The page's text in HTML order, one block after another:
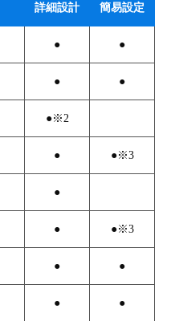
詳細設計 簡易設定
● ●
● ●
●※2
● ●※3
●
● ●※3
● ●
● ●